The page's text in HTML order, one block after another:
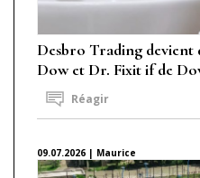
Desbro Trading
Dow et Dr. Fixit if de
Réagir
09.07.2026 | Maurice